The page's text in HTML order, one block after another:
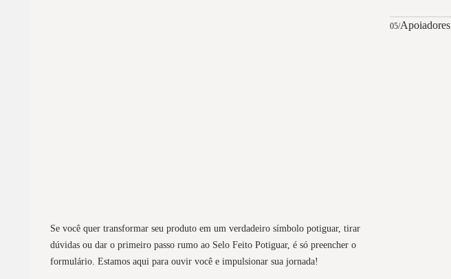
Se você quer transformar seu produto em um verdadeiro símbolo potiguar, tirar
dúvidas ou dar o primeiro passo rumo ao Selo Feito Potiguar, é só preencher o
formulário. Estamos aqui para ouvir você e impulsionar sua jornada!
05/Apoiadores